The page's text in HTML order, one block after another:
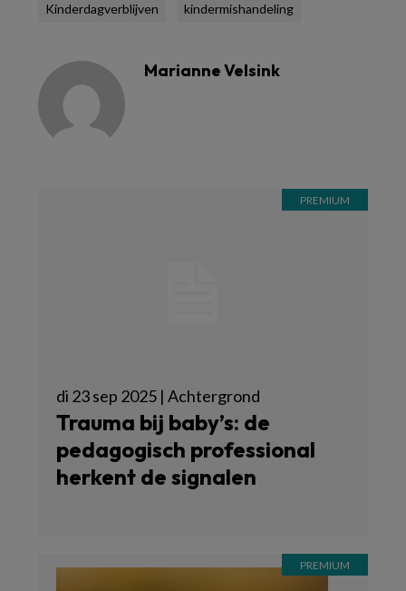
Kinderdagverblijven kindermishandeling
Marianne Velsink
di 23 sep 2025 | Achtergrond
Trauma bij baby’s: de
pedagogisch professional
herkent de signalen